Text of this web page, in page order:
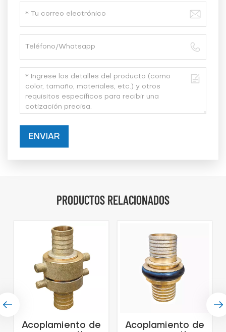
ENVIAR
PRODUCTOS RELACIONADOS
Acoplamiento de
Acoplamiento de